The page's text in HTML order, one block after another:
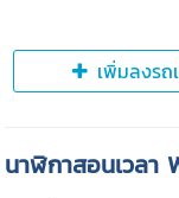
เพิ่มลงรถ
นาฬิกาสอนเวลา